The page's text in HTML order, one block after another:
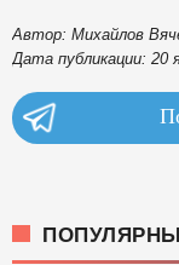
Автор: Михайлов
Дата публикации: 20